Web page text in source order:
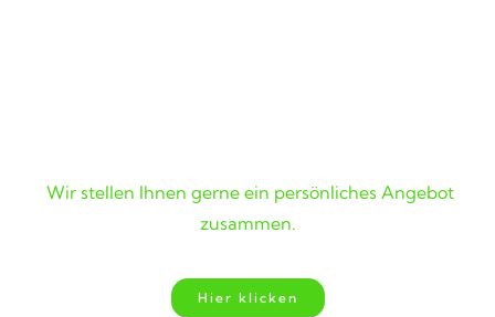
Wir stellen Ihnen gerne ein persönliches Angebot
zusammen.
Hier klicken